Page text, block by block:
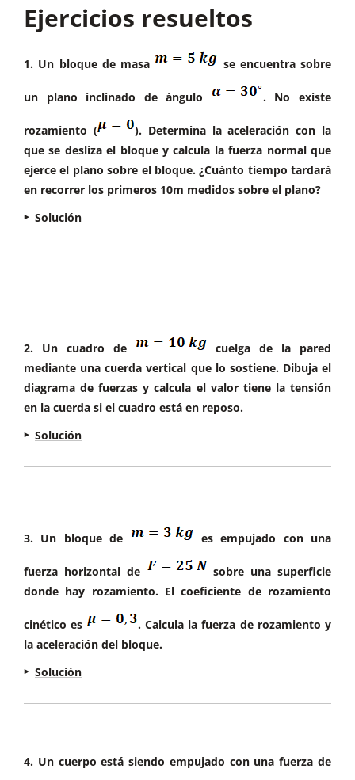
Ejercicios resueltos
1. Un bloque de masa se encuentra sobre
un plano inclinado de ángulo . No existe
rozamiento (
). Determina la aceleración con la
que se desliza el bloque y calcula la fuerza normal que
ejerce el plano sobre el bloque. ¿Cuánto tiempo tardará
en recorrer los primeros 10m medidos sobre el plano?
Solución
Aplicamos la Segunda Ley de Newton en cada
2. Un cuadro de
cuelga de la pared
mediante una cuerda vertical que lo sostiene. Dibuja el
diagrama de fuerzas y calcula el valor tiene la tensión
en la cuerda si el cuadro está en reposo.
Solución
3. Un bloque de es empujado con una
fuerza horizontal de
sobre una superficie
donde hay rozamiento. El coeficiente de rozamiento
cinético es
. Calcula la fuerza de rozamiento y
la aceleración del bloque.
Solución
4. Un cuerpo está siendo empujado con una fuerza de